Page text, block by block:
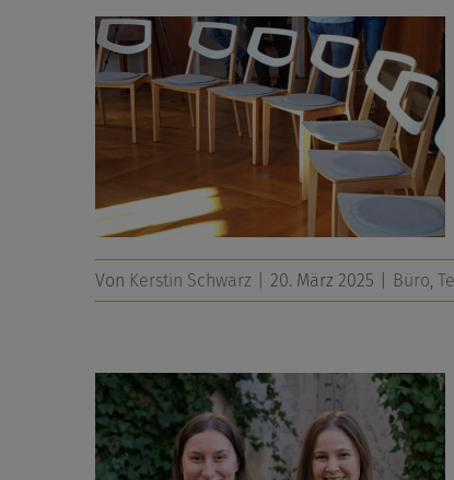
Von Kerstin Schwarz 20. März 2025 Büro,